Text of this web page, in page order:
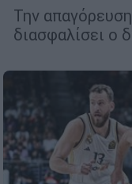
Την
διασφαλίσει ο